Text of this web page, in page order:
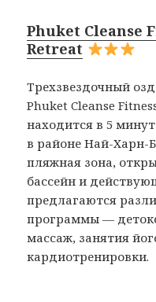
Phuket Cleanse
Retreat
Трехзвездочный
Phuket Cleanse
находится в 5
в районе Най-Харн-
пляжная зона,
бассейн и
предлагаются
программы —
массаж, занятия
кардиотренировки.